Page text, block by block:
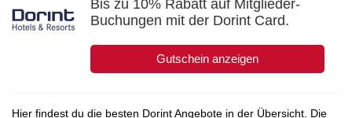
Bis zu 10% Rabatt auf Mitglieder-
Buchungen mit der Dorint Card.
Gutschein anzeigen
Hier findest du die besten Dorint Angebote in der Übersicht. Die